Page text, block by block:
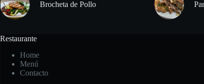
Brocheta de Pollo
Restaurante
Home
Menú
Contacto